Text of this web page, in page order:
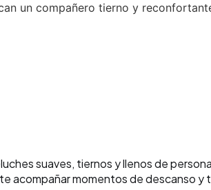
un compañero tierno y
suaves, tiernos y llenos de
acompañar momentos de descanso y